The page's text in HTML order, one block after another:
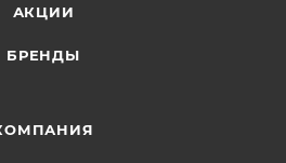
АКЦИИ
БРЕНДЫ